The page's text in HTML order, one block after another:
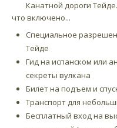
Канатной дороги Тейде.
что включено...
Специальное
Тейде
Гид на испанском или
секреты вулкана
Билет на подъем и
Транспорт для
Бесплатный вход на